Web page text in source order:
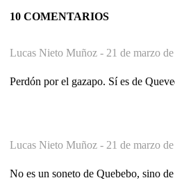
10 COMENTARIOS
Lucas Nieto Muñoz - 21 de marzo
Perdón por el gazapo. Sí es de
Lucas Nieto Muñoz - 21 de marzo
No es un soneto de Quebebo, sino